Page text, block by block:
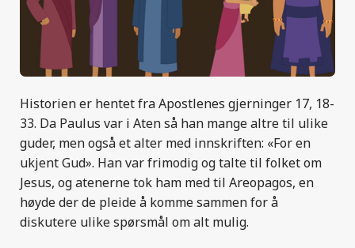
Historien er hentet fra Apostlenes gjerninger 17, 18-
33. Da Paulus var i Aten så han mange altre til ulike
guder, men også et alter med innskriften: «For en
ukjent Gud». Han var frimodig og talte til folket om
Jesus, og atenerne tok ham med til Areopagos, en
høyde der de pleide å komme sammen for å
diskutere ulike spørsmål om alt mulig.